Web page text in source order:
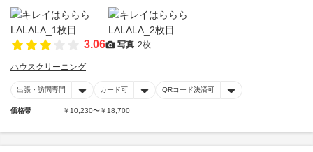
3.06 写真 2枚
ハウスクリーニング
出張・訪問専門 カード可 QRコード決済可
価格帯 ￥10,230〜￥18,700